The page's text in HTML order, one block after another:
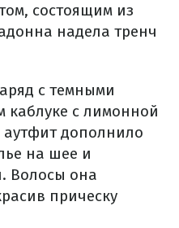
состоящим из
надела тренч
с темными
каблуке с лимонной
дополнило
на шее и
Волосы она
прическу